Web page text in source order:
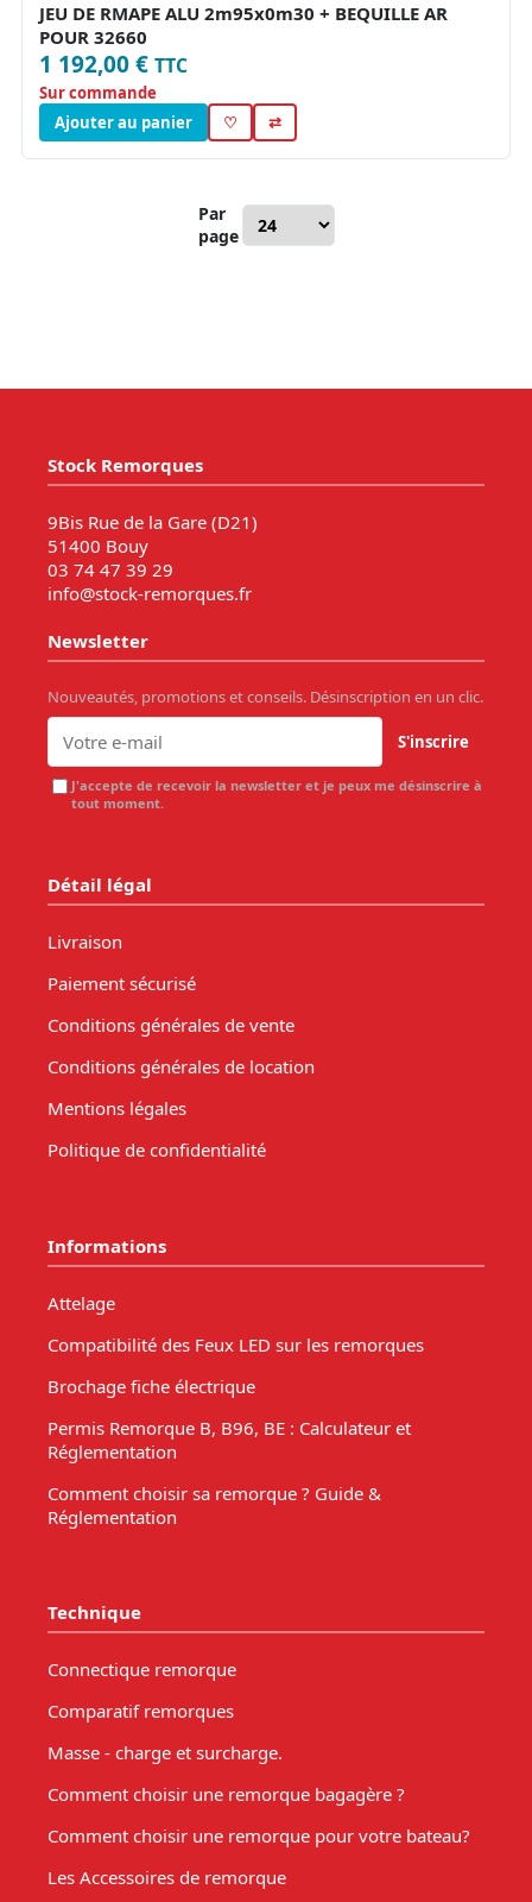
JEU DE RMAPE ALU 2m95x0m30 + BEQUILLE AR
POUR 32660
1 192,00 € TTC
Sur commande
Ajouter au panier
♡ ⇄
Par
page
Stock Remorques
9Bis Rue de la Gare (D21)
51400 Bouy
03 74 47 39 29
info@stock-remorques.fr
Newsletter
Nouveautés, promotions et conseils. Désinscription en un clic.
S'inscrire
J'accepte de recevoir la newsletter et je peux me désinscrire à
tout moment.
Détail légal
Livraison
Paiement sécurisé
Conditions générales de vente
Conditions générales de location
Mentions légales
Politique de confidentialité
Informations
Attelage
Compatibilité des Feux LED sur les remorques
Brochage fiche électrique
Permis Remorque B, B96, BE : Calculateur et
Réglementation
Comment choisir sa remorque ? Guide &
Réglementation
Technique
Connectique remorque
Comparatif remorques
Masse - charge et surcharge.
Comment choisir une remorque bagagère ?
Comment choisir une remorque pour votre bateau?
Les Accessoires de remorque